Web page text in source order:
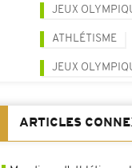
JEUX
ATHLÉTISME
JEUX
ARTICLES